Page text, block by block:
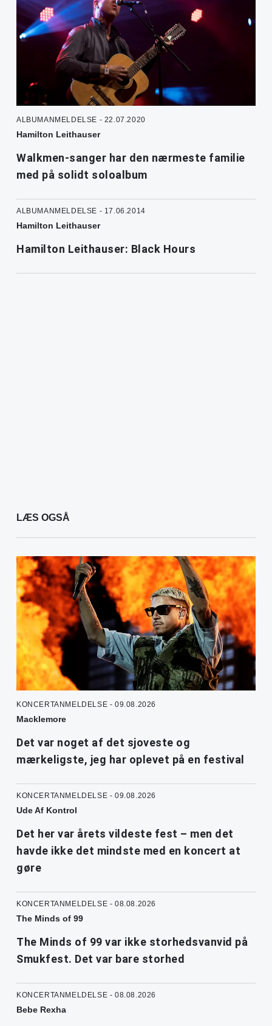
ALBUMANMELDELSE - 22.07.2020
Hamilton Leithauser
Walkmen-sanger har den nærmeste familie
med på solidt soloalbum
ALBUMANMELDELSE - 17.06.2014
Hamilton Leithauser
Hamilton Leithauser: Black Hours
LÆS OGSÅ
KONCERTANMELDELSE - 09.08.2026
Macklemore
Det var noget af det sjoveste og
mærkeligste, jeg har oplevet på en festival
KONCERTANMELDELSE - 09.08.2026
Ude Af Kontrol
Det her var årets vildeste fest – men det
havde ikke det mindste med en koncert at
gøre
KONCERTANMELDELSE - 08.08.2026
The Minds of 99
The Minds of 99 var ikke storhedsvanvid på
Smukfest. Det var bare storhed
KONCERTANMELDELSE - 08.08.2026
Bebe Rexha